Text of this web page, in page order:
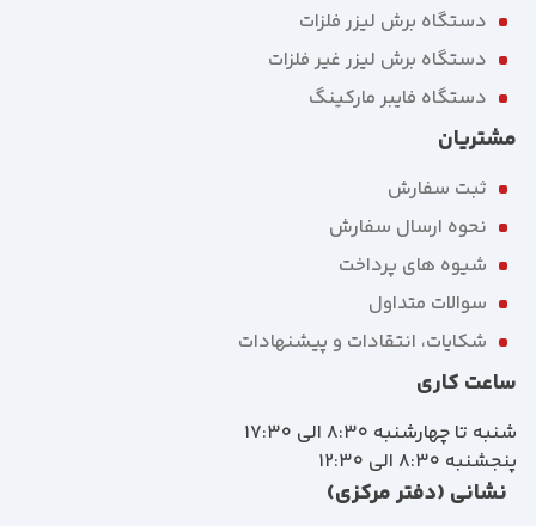
دستگاه برش لیزر فلزات
دستگاه برش لیزر غیر فلزات
دستگاه فایبر مارکینگ
مشتریان
ثبت سفارش
نحوه ارسال سفارش
شیوه های پرداخت
سوالات متداول
شکایات، انتقادات و پیشنهادات
ساعت کاری
شنبه تا چهارشنبه 8:30 الی 17:30
پنجشنبه 8:30 الی 12:30
نشانی (دفتر مرکزی)